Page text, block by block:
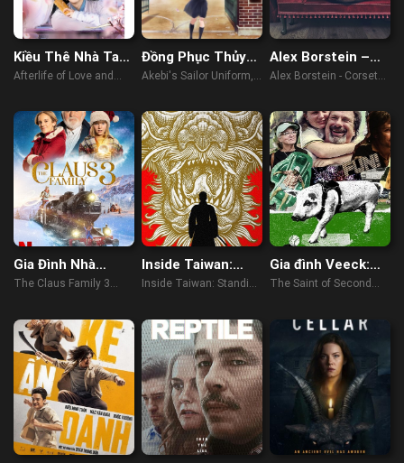
Kiều Thê Nhà Ta
Không Dễ Chọc
Afterlife of Love and
Đồng Phục Thủy
Thủ Của Akebi
Akebi's Sailor Uniform,
Fuku (2022)
Alex Borstein –
Corsets & Clown
Alex Borstein - Corsets
Gia Đình Nhà
Claus 3
The Claus Family 3
Inside Taiwan:
Standing Up To
Inside Taiwan: Standing
Gia đình Veeck:
Người trao cơ hội
The Saint of Second